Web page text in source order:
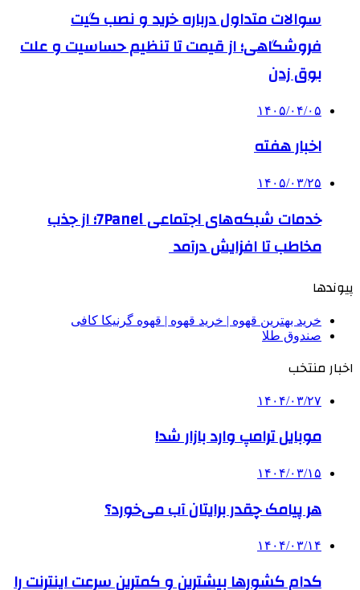
سوالات متداول درباره خرید و نصب گیت
فروشگاهی؛ از قیمت تا تنظیم حساسیت و علت
بوق زدن
۱۴۰۵/۰۴/۰۵
اخبار هفته
۱۴۰۵/۰۳/۲۵
خدمات شبکه‌های اجتماعی 7Panel؛ از جذب
مخاطب تا افزایش درآمد
پیوندها
خرید بهترین قهوه | خرید قهوه | قهوه گرنیکا کافی
صندوق طلا
اخبار منتخب
۱۴۰۴/۰۳/۲۷
موبایل ترامپ وارد بازار شد!
۱۴۰۴/۰۳/۱۵
هر پیامک چقدر برایتان آب می‌خورد؟
۱۴۰۴/۰۳/۱۴
کدام کشورها بیشترین و کمترین سرعت اینترنت را